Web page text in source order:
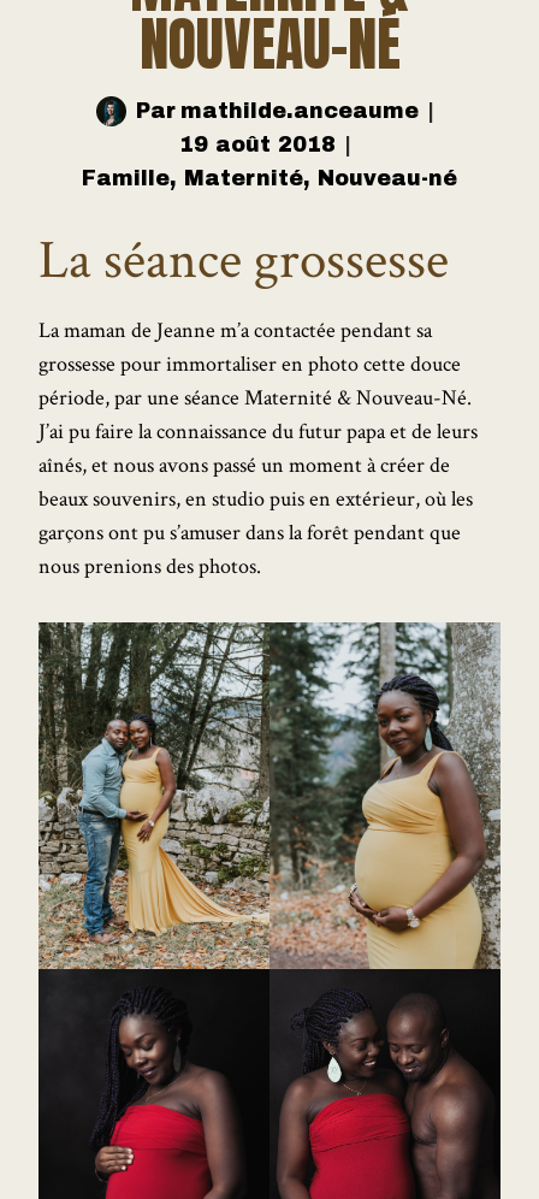
NOUVEAU-NÉ
Par mathilde.anceaume
19 août 2018
Famille, Maternité, Nouveau-né
La séance grossesse
La maman de Jeanne m’a contactée pendant sa
grossesse pour immortaliser en photo cette douce
période, par une séance Maternité & Nouveau-Né.
J’ai pu faire la connaissance du futur papa et de leurs
aînés, et nous avons passé un moment à créer de
beaux souvenirs, en studio puis en extérieur, où les
garçons ont pu s’amuser dans la forêt pendant que
nous prenions des photos.